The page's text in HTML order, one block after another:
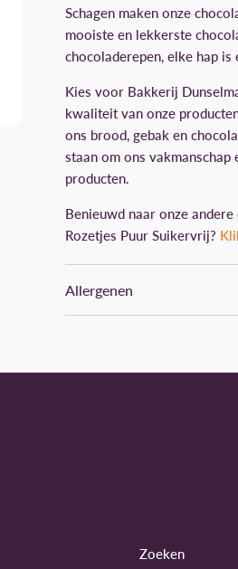
Schagen maken onze
mooiste en lekkerste
chocoladerepen, elke hap
Kies voor Bakkerij
kwaliteit van onze
ons brood, gebak en
staan om ons
producten.
Benieuwd naar onze
Rozetjes Puur Suikervrij?
Allergenen
Zoeken